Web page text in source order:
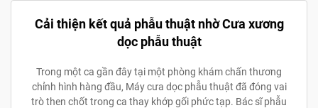
Cải thiện kết quả phẫu thuật nhờ Cưa xương
dọc phẫu thuật
Trong một ca gần đây tại một phòng khám chấn thương
chỉnh hình hàng đầu, Máy cưa dọc phẫu thuật đã đóng vai
trò then chốt trong ca thay khớp gối phức tạp. Bác sĩ phẫu